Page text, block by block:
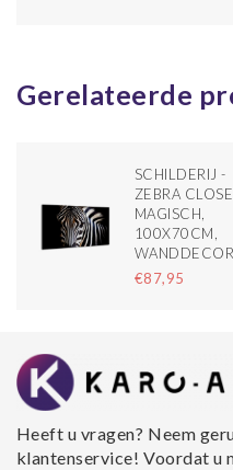
Gerelateerde
SCHILDERIJ -
ZEBRA CLOSE
MAGISCH,
100X70CM,
€87,95
Heeft u vragen? Neem
klantenservice! Voordat u